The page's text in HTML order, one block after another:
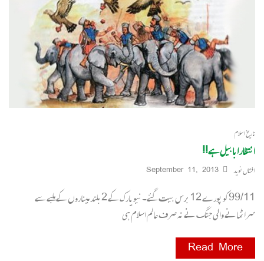
تاریخ اسلام
انتظار ابابیل ہے!!
افشاں نوید September 11, 2013
99/11کو پورے 12برس بیت گئے۔نیویارک کے 2بلند میناروں کے ملبے سے
سراٹھانے والی جنگ نے نہ صرف عالم اسلام ہی
Read More